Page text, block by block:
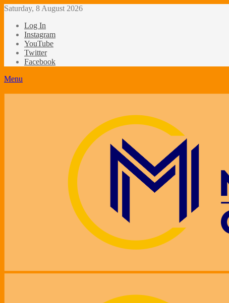
Saturday, 8 August 2026
Log In
Instagram
YouTube
Twitter
Facebook
Menu